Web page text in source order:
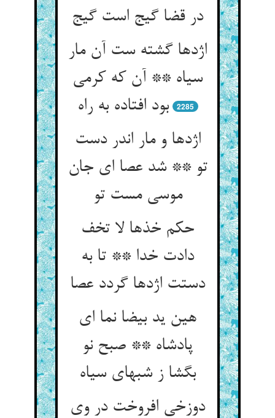
در قضا گیج است گیج‏
اژدها گشته ست آن مار
سیاه ** آن که کرمی
بود افتاده به راه‏
2285
اژدها و مار اندر دست
تو ** شد عصا ای جان
موسی مست تو
حکم خذها لا تخف
دادت خدا ** تا به
دستت اژدها گردد عصا
هین ید بیضا نما ای
پادشاه ** صبح نو
بگشا ز شبهای سیاه‏
دوزخی افروخت در وی